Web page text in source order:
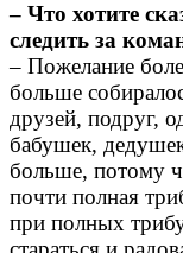
– Что хотите
следить за
– Пожелание
больше
друзей, подруг,
бабушек,
больше, потому
почти полная
при полных